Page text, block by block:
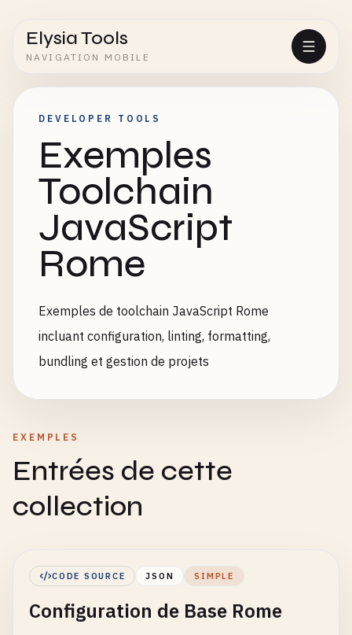
Elysia Tools
NAVIGATION MOBILE
DEVELOPER TOOLS
Exemples
Toolchain
JavaScript
Rome
Exemples de toolchain JavaScript Rome
incluant configuration, linting, formatting,
bundling et gestion de projets
EXEMPLES
Entrées de cette
collection
CODE SOURCE JSON SIMPLE
Configuration de Base Rome